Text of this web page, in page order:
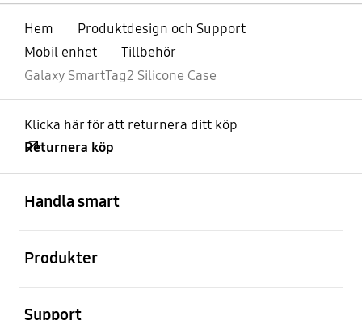
Hem
Produktdesign och Support
Mobil enhet
Tillbehör
Galaxy SmartTag2 Silicone Case
Klicka här för att returnera ditt köp
Returnera köp
Handla smart
Produkter
Support